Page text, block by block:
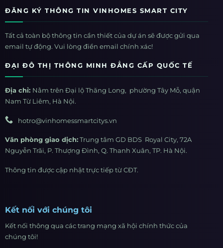
ĐĂNG KÝ THÔNG TIN VINHOMES SMART CITY
Tất cả toàn bộ thông tin cần thiết của dự án sẽ được gửi qua
email tự động. Vui lòng điền email chính xác!
ĐẠI ĐÔ THỊ THÔNG MINH ĐẲNG CẤP QUỐC TẾ
Địa chỉ: Nằm trên Đại lộ Thăng Long, phường Tây Mỗ, quận
Nam Từ Liêm, Hà Nội.
hotro@vinhomessmartcitys.vn
Văn phòng giao dịch:Trung tâm GD BDS Royal City, 72A
Nguyễn Trãi, P. Thượng Đình, Q. Thanh Xuân, TP. Hà Nội.
Thông tin được cập nhật trực tiếp từ CĐT.
Kết nối với chúng tôi
Kết nối thông qua các trang mạng xã hội chính thức của
chúng tôi!